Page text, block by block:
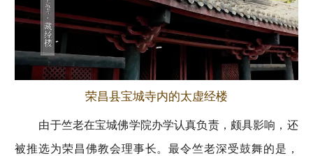
荣昌县宝城寺内的太虚经楼
由于竺老在宝城佛学院办学认真负责，颇具影响，还
被推选为荣昌佛教会理事长。最令竺老深受鼓舞的是，